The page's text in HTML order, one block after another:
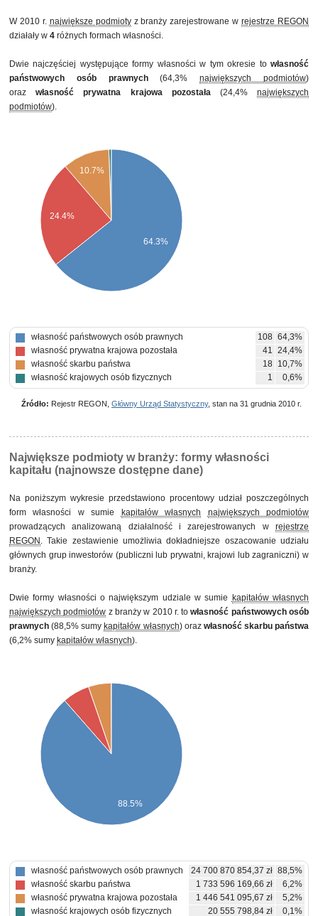
W 2010 r. największe podmiotyz branży zarejestrowane wrejestrze REGON
działały w 4 różnych formach własności.
Dwie najczęściej występujące formy własności w tym okresie to własność
państwowych osób prawnych(64,3%największych podmiotów)
orazwłasność prywatna krajowa pozostała(24,4%największych
podmiotów).
10.7%
24.4%
64.3%
własność państwowych osób prawnych 108 64,3%
własność prywatna krajowa pozostała
41 24,4%
własność skarbu państwa
18 10,7%
własność krajowych osób fizycznych
1 0,6%
Źródło: Rejestr REGON, Główny Urząd Statystyczny, stan na 31 grudnia 2010 r.
Największe podmioty w branży: formy własności
kapitału (najnowsze dostępne dane)
Na poniższym wykresie przedstawiono procentowy udział poszczególnych
form własności w sumie
kapitałów własnych
największych podmiotów
prowadzących analizowaną działalność i zarejestrowanych w rejestrze
REGON . Takie zestawienie umożliwia dokładniejsze oszacowanie udziału
głównych grup inwestorów (publiczni lub prywatni, krajowi lub zagraniczni) w
branży.
Dwie formy własności o największym udziale w sumie
kapitałów własnych
największych podmiotów z branży w 2010 r. towłasność państwowych osób
prawnych (88,5% sumy kapitałów własnych) oraz własność skarbu państwa
(6,2% sumy kapitałów własnych).
88.5%
własność państwowych osób prawnych 24 700 870 854,37 zł 88,5%
własność skarbu państwa
1 733 596 169,66 zł
6,2%
własność prywatna krajowa pozostała
1 446 541 095,67 zł
5,2%
własność krajowych osób fizycznych
20 555 798,84 zł 0,1%